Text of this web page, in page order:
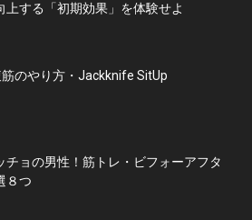
上する「初期効果」を体験せよ
のやり方・Jackknife SitUp
チョの男性！筋トレ・ビフォーアフタ
８つ